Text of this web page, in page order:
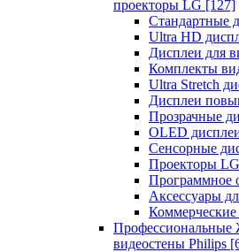
проекторы LG [127]
Стандартные
Ultra HD
Дисплеи для
Комплекты
Ultra Stretch
Дисплеи
Прозрачные
OLED
Сенсорные
Проекторы LG
Программное
Аксессуары
видеостены Philips